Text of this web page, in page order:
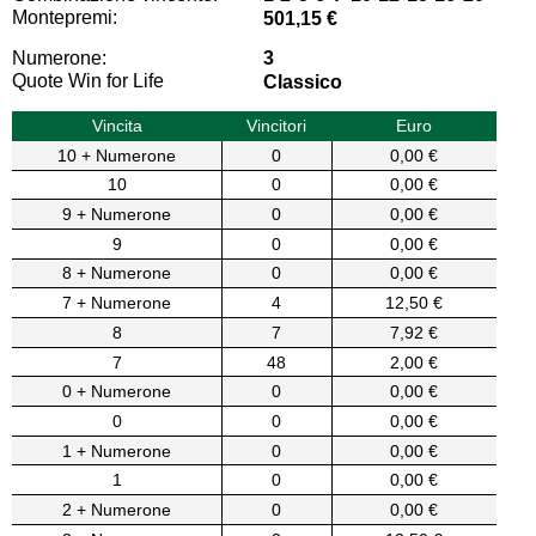
Montepremi:
501,15 €
Numerone:
3
Quote Win for Life
Classico
Vincita Vincitori
Euro
10 + Numerone
0
0,00 €
10
0
0,00 €
9 + Numerone
0
0,00 €
9
0
0,00 €
8 + Numerone
0
0,00 €
7 + Numerone
4
12,50 €
8
7
7,92 €
7
48
2,00 €
0 + Numerone
0
0,00 €
0
0
0,00 €
1 + Numerone
0
0,00 €
1
0
0,00 €
2 + Numerone
0
0,00 €